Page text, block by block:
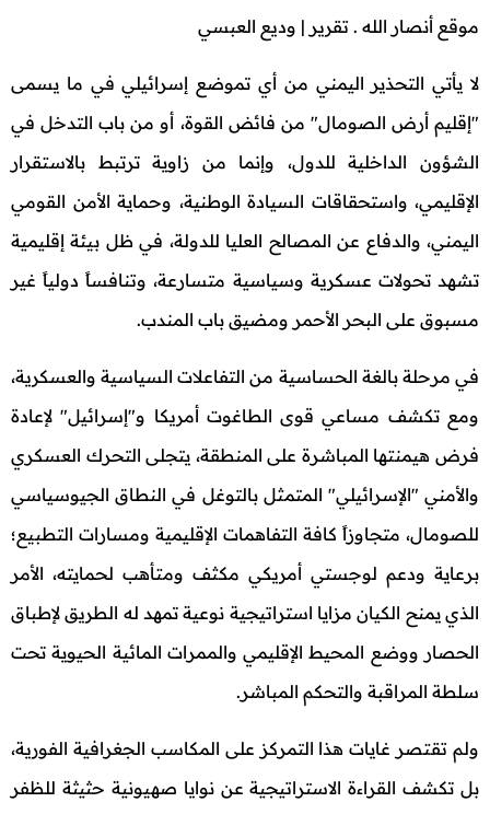
موقع أنصار الله . تقرير | وديع العبسي
لا يأتي التحذير اليمني من أي تموضع إسرائيلي في ما يسمى
"إقليم أرض الصومال" من فائض القوة، أو من باب التدخل في
الشؤون الداخلية للدول، وإنما من زاوية ترتبط بالاستقرار
الإقليمي، واستحقاقات السيادة الوطنية، وحماية الأمن القومي
اليمني، والدفاع عن المصالح العليا للدولة، في ظل بيئة إقليمية
تشهد تحولات عسكرية وسياسية متسارعة، وتنافساً دولياً غير
مسبوق على البحر الأحمر ومضيق باب المندب.
في مرحلة بالغة الحساسية من التفاعلات السياسية والعسكرية،
ومع تكشف مساعي قوى الطاغوت أمريكا و"إسرائيل" لإعادة
فرض هيمنتها المباشرة على المنطقة، يتجلى التحرك العسكري
والأمني "الإسرائيلي" المتمثل بالتوغل في النطاق الجيوسياسي
للصومال، متجاوزاً كافة التفاهمات الإقليمية ومسارات التطبيع؛
برعاية ودعم لوجستي أمريكي مكثف ومتأهب لحمايته، الأمر
الذي يمنح الكيان مزايا استراتيجية نوعية تمهد له الطريق لإطباق
الحصار ووضع المحيط الإقليمي والممرات المائية الحيوية تحت
سلطة المراقبة والتحكم المباشر.
ولم تقتصر غايات هذا التمركز على المكاسب الجغرافية الفورية،
بل تكشف القراءة الاستراتيجية عن نوايا صهيونية حثيثة للظفر